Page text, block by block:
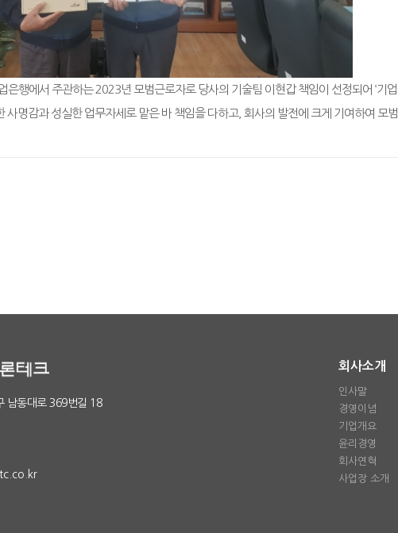
행에서 주관하는 2023년 모범근로자로 당사의 기술팀 이현갑 책임이 선정되어 ‘기업
사명감과 성실한 업무자세로 맡은 바 책임을 다하고, 회사의 발전에 크게 기여하여 모
남동대로 369번길 18
회사소개
인사말
경영이념
기업개요
윤리경영
회사연혁
사업장 소개